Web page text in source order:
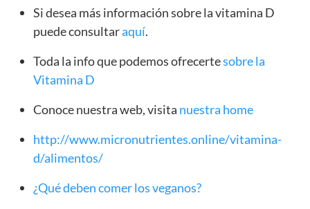
Si desea más información sobre la vitamina D
puede consultaraquí.
Toda la info que podemos ofrecertesobre la
Vitamina D
Conoce nuestra web, visita nuestra home
http://www.micronutrientes.online/vitamina-
d/alimentos/
¿Qué deben comer los veganos?